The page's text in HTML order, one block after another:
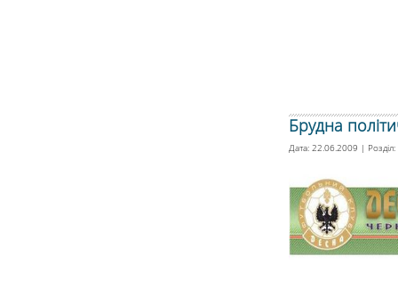
Брудна
Дата: 22.06.2009 | Розділ: